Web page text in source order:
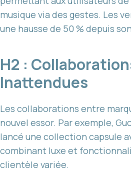
musique via des gestes. Les
une hausse de 50 % depuis
H2 :
Inattendues
Les collaborations entre
nouvel essor. Par exemple,
lancé une collection capsule
combinant luxe et
clientèle variée.